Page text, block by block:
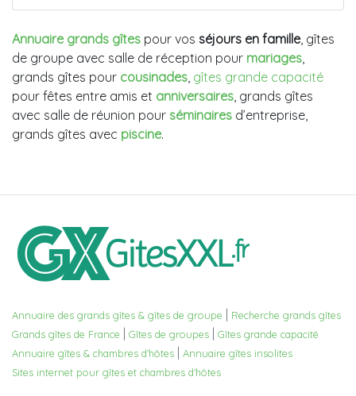
Annuaire grands gîtes pour vos séjours en famille, gîtes
de groupe avec salle de réception pour mariages
grands gîtes pour cousinades gîtes grande capacité
pour fêtes entre amis et anniversaires , grands gîtes
avec salle de réunion pour séminaires d’entreprise,
grands gîtes avec piscine.
Annuaire des grands gîtes & gîtes de groupe | Recherche grands gîtes
Grands gîtes de France | Gîtes de groupes | Gîtes grande capacité
Annuaire gîtes & chambres d'hôtes | Annuaire gîtes insolites
Sites internet pour gîtes et chambres d'hôtes